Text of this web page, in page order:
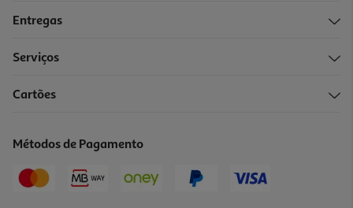
Entregas
Serviços
Cartões
Métodos de Pagamento